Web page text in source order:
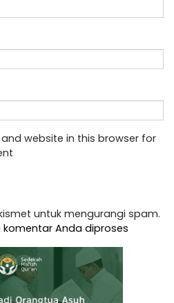
website in this browser for
untuk mengurangi spam.
Anda diproses